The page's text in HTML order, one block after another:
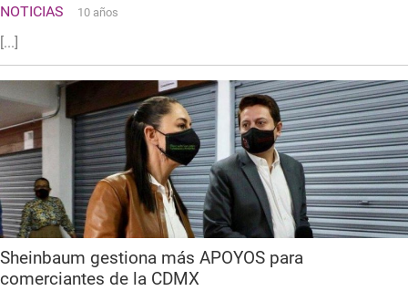
NOTICIAS 10 años
[...]
Sheinbaum gestiona más APOYOS para
comerciantes de la CDMX